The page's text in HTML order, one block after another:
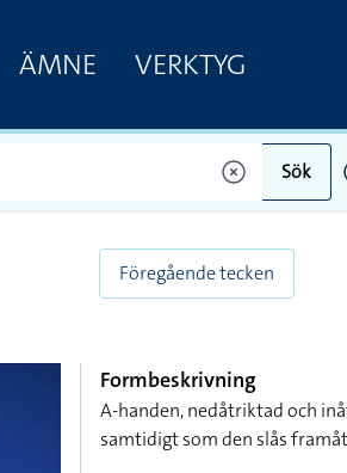
ÄMNE VERKTYG
Sök
Föregående tecken
Formbeskrivning
A-handen, nedåtriktad och
samtidigt som den slås